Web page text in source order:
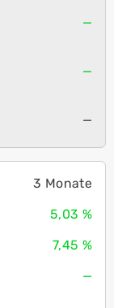
—
—
—
3 Monate
5,03 %
7,45 %
—